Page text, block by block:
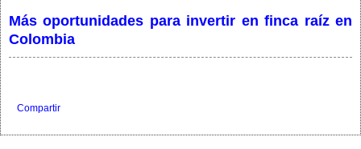
Más oportunidades para invertir en finca raíz en
Colombia
Compartir